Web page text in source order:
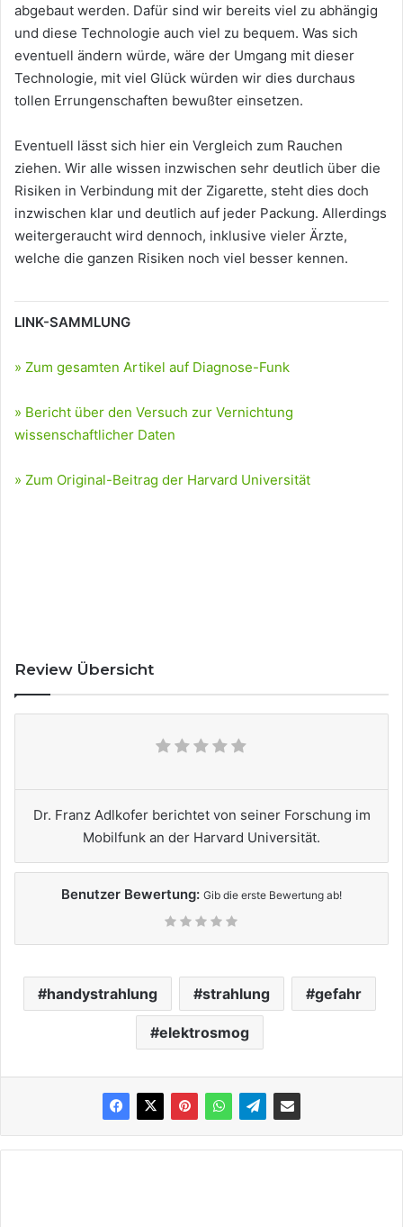
abgebaut werden. Dafür sind wir bereits viel zu abhängig
und diese Technologie auch viel zu bequem. Was sich
eventuell ändern würde, wäre der Umgang mit dieser
Technologie, mit viel Glück würden wir dies durchaus
tollen Errungenschaften bewußter einsetzen.
Eventuell lässt sich hier ein Vergleich zum Rauchen
ziehen. Wir alle wissen inzwischen sehr deutlich über die
Risiken in Verbindung mit der Zigarette, steht dies doch
inzwischen klar und deutlich auf jeder Packung. Allerdings
weitergeraucht wird dennoch, inklusive vieler Ärzte,
welche die ganzen Risiken noch viel besser kennen.
LINK-SAMMLUNG
» Zum gesamten Artikel auf Diagnose-Funk
» Bericht über den Versuch zur Vernichtung
wissenschaftlicher Daten
» Zum Original-Beitrag der Harvard Universität
Review Übersicht
Dr. Franz Adlkofer berichtet von seiner Forschung im
Mobilfunk an der Harvard Universität.
Benutzer Bewertung: Gib die erste Bewertung ab!
handystrahlung strahlung gefahr
elektrosmog